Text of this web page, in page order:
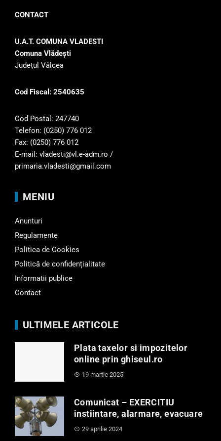
CONTACT
U.A.T. COMUNA VLADESTI
Comuna Vlădeşti
Judeţul Vâlcea
Cod Fiscal: 2540635
Cod Postal: 247740
Telefon: (0250) 776 012
Fax: (0250) 776 012
E-mail: vladesti@vl.e-adm.ro /
primaria.vladesti@gmail.com
MENIU
Anunturi
Regulamente
Politica de Cookies
Politică de confidențialitate
Informatii publice
Contact
ULTIMELE ARTICOLE
Plata taxelor si impozitelor
online prin ghiseul.ro
19 martie 2025
Comunicat – EXERCITIU
instiintare, alarmare, evacuare
29 aprilie 2024